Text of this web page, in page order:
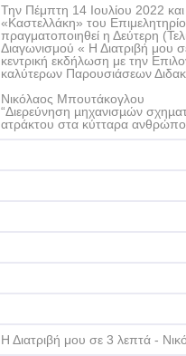
Την Πέμπτη 14 Ιουλίου 2022
«Καστελλάκη» του
πραγματοποιηθεί η Δεύτερη
Διαγωνισμού « Η Διατριβή μου
κεντρική εκδήλωση με την
καλύτερων Παρουσιάσεων
Νικόλαος Μπουτάκογλου
“Διερεύνηση µηχανισµών
ατράκτου στα κύτταρα
Η Διατριβή μου σε 3 λεπτά -